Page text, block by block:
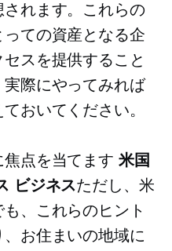
れます。これらの
ての資産となる企
スを提供すること
際にやってみれば
おいてください。
焦点を当てます米国
ビジネスただし、米
、これらのヒント
お住まいの地域に